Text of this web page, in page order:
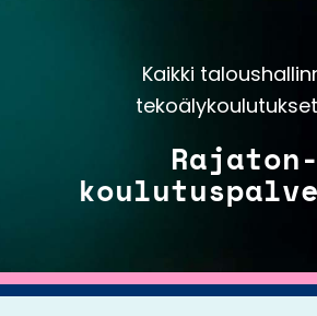
Kaikki
Rajaton-